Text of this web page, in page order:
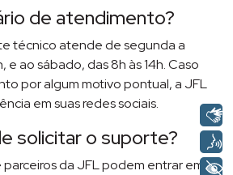
de atendimento?
técnico atende de segunda a
e ao sábado, das 8h às 14h. Caso
por algum motivo pontual, a JFL
em suas redes sociais.
solicitar o suporte?
da JFL podem entrar em